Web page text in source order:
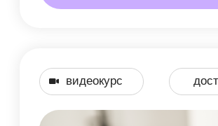
Получите доступ
к личному